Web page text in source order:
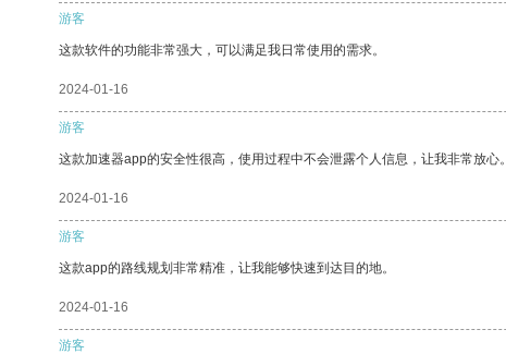
游客
这款软件的功能非常强大，可以满足我日常使用的需求。
2024-01-16
游客
这款加速器app的安全性很高，使用过程中不会泄露个人信息，让我非常放心。
2024-01-16
游客
这款app的路线规划非常精准，让我能够快速到达目的地。
2024-01-16
游客